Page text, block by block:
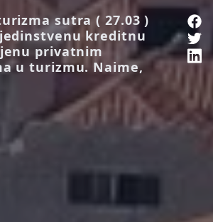
sutra ( 27.03 )
kreditnu
privatnim
u turizmu. Naime,